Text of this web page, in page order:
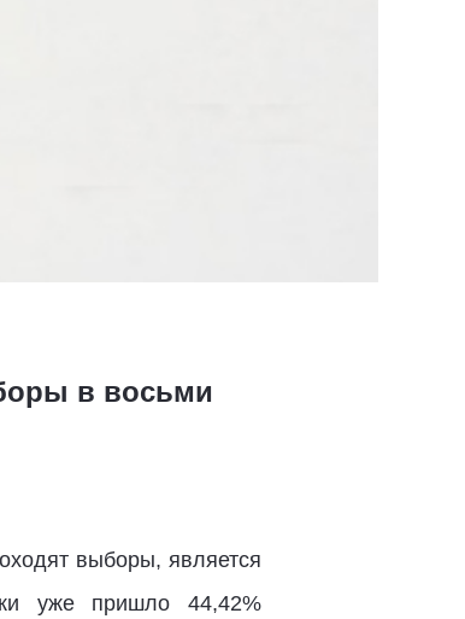
в восьми
выборы, является
уже пришло 44,42%